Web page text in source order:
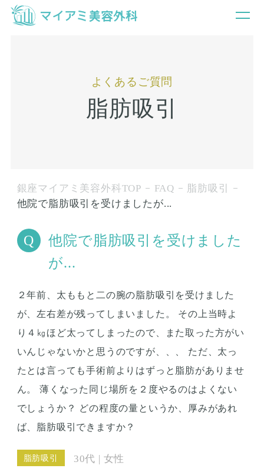
よくあるご質問
脂肪吸引
銀座マイアミ美容外科TOP FAQ
脂肪吸引
他院で脂肪吸引を受けましたが...
他院で脂肪吸引を受けました
が...
２年前、太ももと二の腕の脂肪吸引を受けました
が、左右差が残ってしまいました。 その上当時よ
り４㎏ほど太ってしまったので、また取った方がい
いんじゃないかと思うのですが、、、 ただ、太っ
たとは言っても手術前よりはずっと脂肪がありませ
ん。 薄くなった同じ場所を２度やるのはよくない
でしょうか？ どの程度の量というか、厚みがあれ
ば、脂肪吸引できますか？
脂肪吸引 30代 | 女性